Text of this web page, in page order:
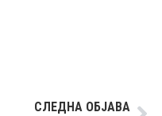
СЛЕДНА ОБЈАВА